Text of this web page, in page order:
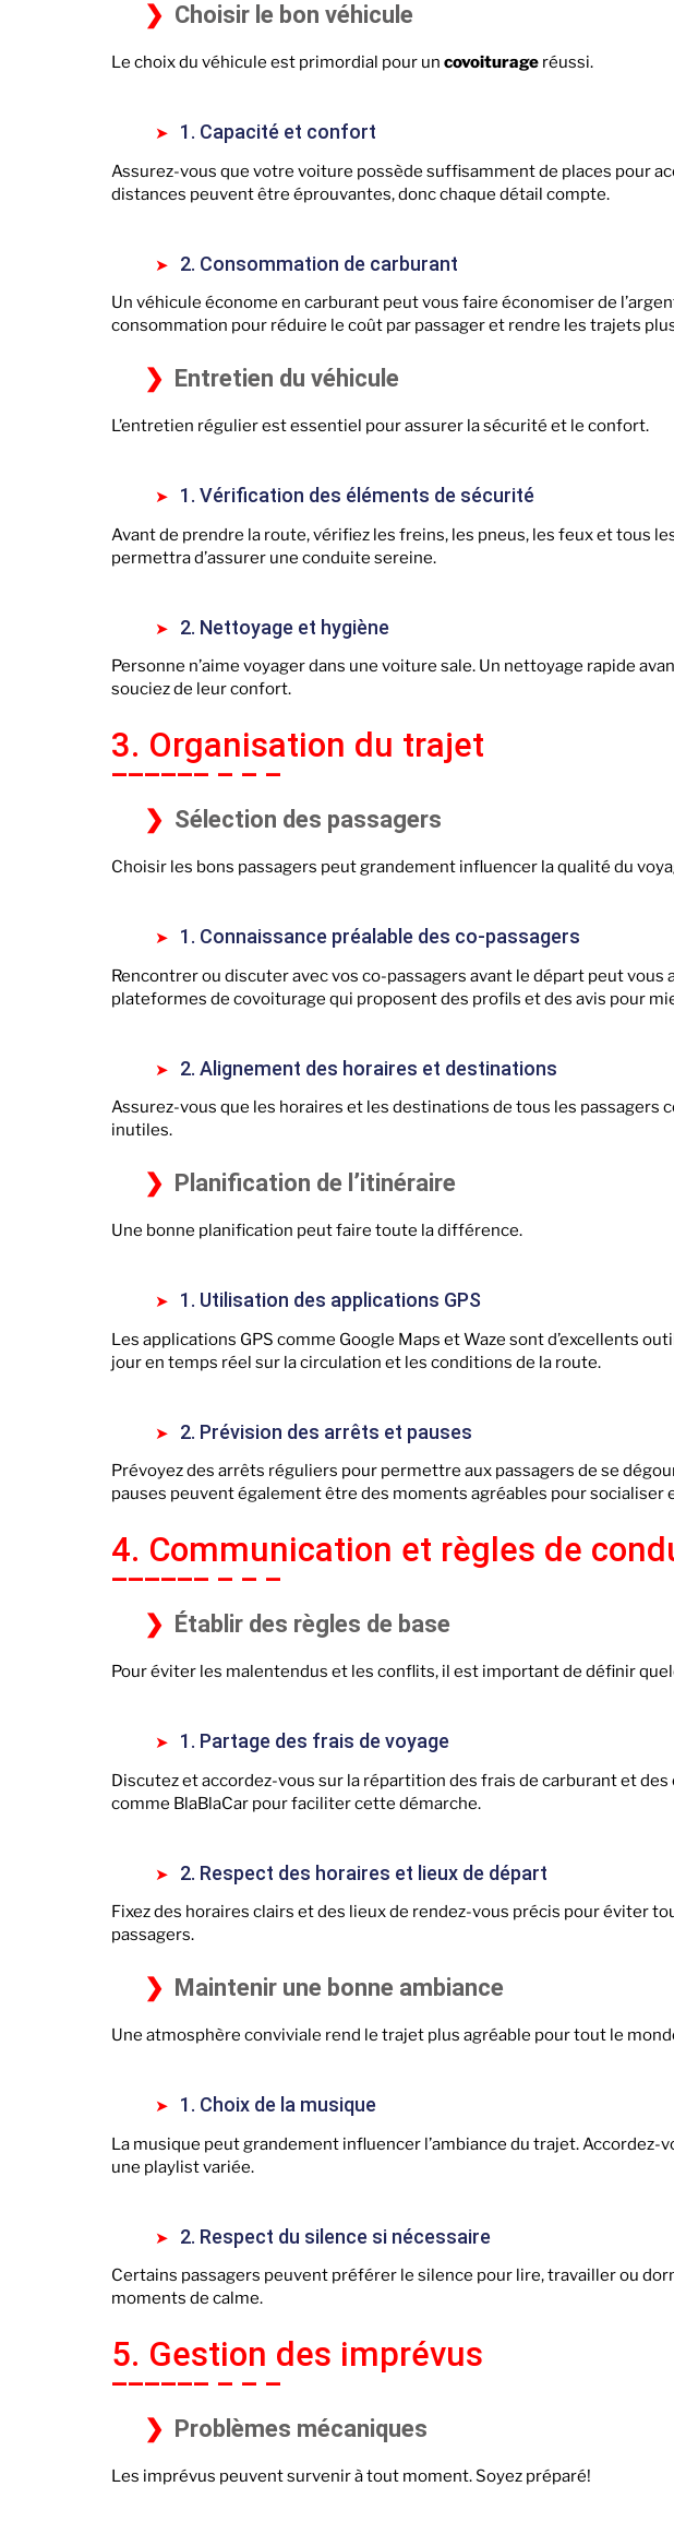
Choisir le bon véhicule
Le choix du véhicule est primordial pour un covoiturage réussi.
1. Capacité et confort
Assurez-vous que votre voiture possède suffisamment de places pour
distances peuvent être éprouvantes, donc chaque détail compte.
2. Consommation de carburant
Un véhicule économe en carburant peut vous faire économiser de
consommation pour réduire le coût par passager et rendre les trajets
Entretien du véhicule
L’entretien régulier est essentiel pour assurer la sécurité et le confort.
1. Vérification des éléments de sécurité
Avant de prendre la route, vérifiez les freins, les pneus, les feux et tous
permettra d’assurer une conduite sereine.
2. Nettoyage et hygiène
Personne n’aime voyager dans une voiture sale. Un nettoyage rapide
souciez de leur confort.
3. Organisation du trajet
Sélection des passagers
Choisir les bons passagers peut grandement influencer la qualité du
1. Connaissance préalable des co-passagers
Rencontrer ou discuter avec vos co-passagers avant le départ peut
plateformes de covoiturage qui proposent des profils et des avis pour
2. Alignement des horaires et destinations
Assurez-vous que les horaires et les destinations de tous les
inutiles.
Planification de l’itinéraire
Une bonne planification peut faire toute la différence.
1. Utilisation des applications GPS
Les applications GPS comme Google Maps et Waze sont d’excellents
jour en temps réel sur la circulation et les conditions de la route.
2. Prévision des arrêts et pauses
Prévoyez des arrêts réguliers pour permettre aux passagers de se
pauses peuvent également être des moments agréables pour socialiser
4. Communication et règles de
Établir des règles de base
Pour éviter les malentendus et les conflits, il est important de définir
1. Partage des frais de voyage
Discutez et accordez-vous sur la répartition des frais de carburant et
comme BlaBlaCar pour faciliter cette démarche.
2. Respect des horaires et lieux de départ
Fixez des horaires clairs et des lieux de rendez-vous précis pour éviter
passagers.
Maintenir une bonne ambiance
Une atmosphère conviviale rend le trajet plus agréable pour tout le
1. Choix de la musique
La musique peut grandement influencer l’ambiance du trajet. Accordez-
une playlist variée.
2. Respect du silence si nécessaire
Certains passagers peuvent préférer le silence pour lire, travailler ou
moments de calme.
5. Gestion des imprévus
Problèmes mécaniques
Les imprévus peuvent survenir à tout moment. Soyez préparé!